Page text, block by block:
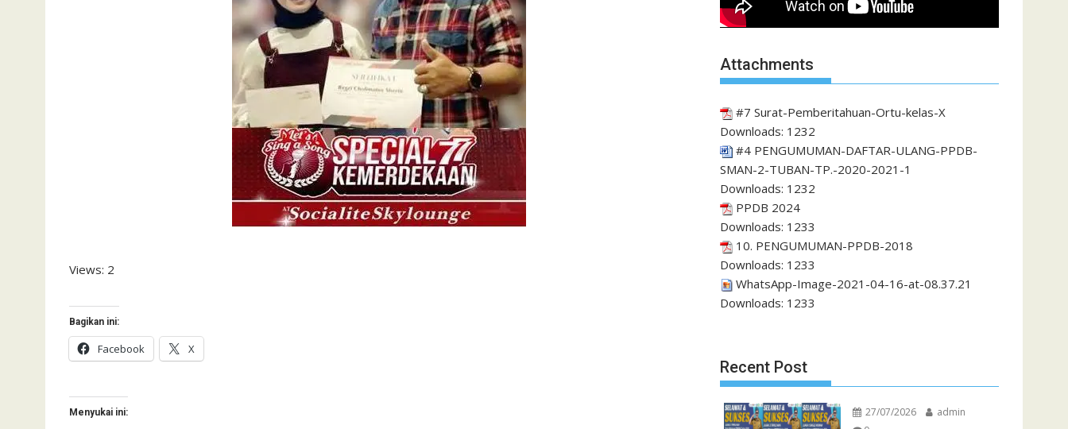
Views: 2
Bagikan ini:
Facebook X
Menyukai ini:
Attachments
#7 Surat-Pemberitahuan-Ortu-kelas-X
Downloads: 1232
#4 PENGUMUMAN-DAFTAR-ULANG-PPDB-
SMAN-2-TUBAN-TP.-2020-2021-1
Downloads: 1232
PPDB 2024
Downloads: 1233
10. PENGUMUMAN-PPDB-2018
Downloads: 1233
WhatsApp-Image-2021-04-16-at-08.37.21
Downloads: 1233
Recent Post
27/07/2026
admin